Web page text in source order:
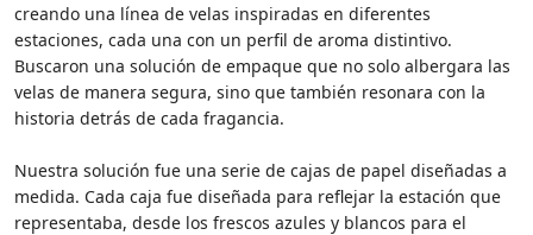
creando una línea de velas inspiradas en diferentes
estaciones, cada una con un perfil de aroma distintivo.
Buscaron una solución de empaque que no solo albergara las
velas de manera segura, sino que también resonara con la
historia detrás de cada fragancia.
Nuestra solución fue una serie de cajas de papel diseñadas a
medida. Cada caja fue diseñada para reflejar la estación que
representaba, desde los frescos azules y blancos para el